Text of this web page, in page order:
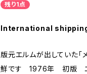
残り1点
International
版元エルムが出していた
鮮です 1976年 初版